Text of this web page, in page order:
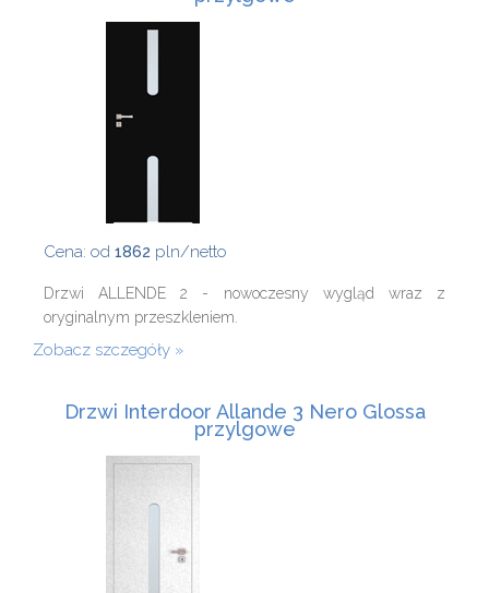
Cena: od 1862 pln/netto
Drzwi ALLENDE 2 - nowoczesny wygląd wraz z
oryginalnym przeszkleniem.
Zobacz szczegóły
Drzwi Interdoor Allande 3 Nero Glossa
przylgowe